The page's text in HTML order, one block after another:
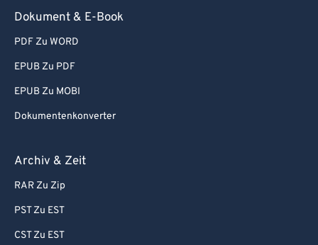
Dokument & E-Book
PDF Zu WORD
EPUB Zu PDF
EPUB Zu MOBI
Dokumentenkonverter
Archiv & Zeit
RAR Zu Zip
PST Zu EST
CST Zu EST